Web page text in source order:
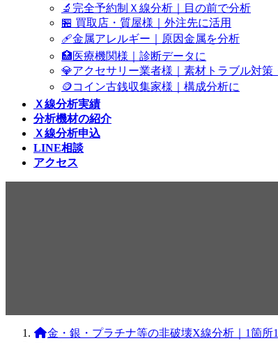
🔬完全予約制Ｘ線分析｜目の前で分析
🏪 買取店・質屋様｜外注先に活用
🩹金属アレルギー｜原因金属を分析
🏥医療機関様｜診断データに
💎アクセサリー業者様｜素材トラブル対策
🪙コイン古銭収集家様｜構成分析に
Ｘ線分析実績
分析機材の紹介
Ｘ線分析申込
LINE相談
アクセス
金・銀・プラチナ等の非破壊X線分析｜1箇